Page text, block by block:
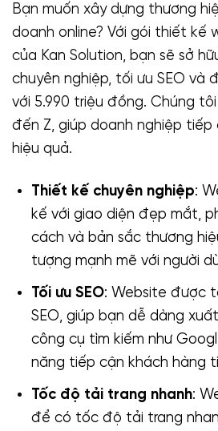
Bạn muốn xây dựng thương
doanh online? Với gói thiết kế
của Kan Solution, bạn sẽ sở
chuyên nghiệp, tối ưu SEO và
với 5.990 triệu đồng. Chúng
đến Z, giúp doanh nghiệp tiếp
hiệu quả.
Thiết kế chuyên nghiệp:
kế với giao diện đẹp mắt,
cách và bản sắc thương
tượng mạnh mẽ với người
Tối ưu SEO: Website được
SEO, giúp bạn dễ dàng
công cụ tìm kiếm như
năng tiếp cận khách hàng
Tốc độ tải trang nhanh:
để có tốc độ tải trang